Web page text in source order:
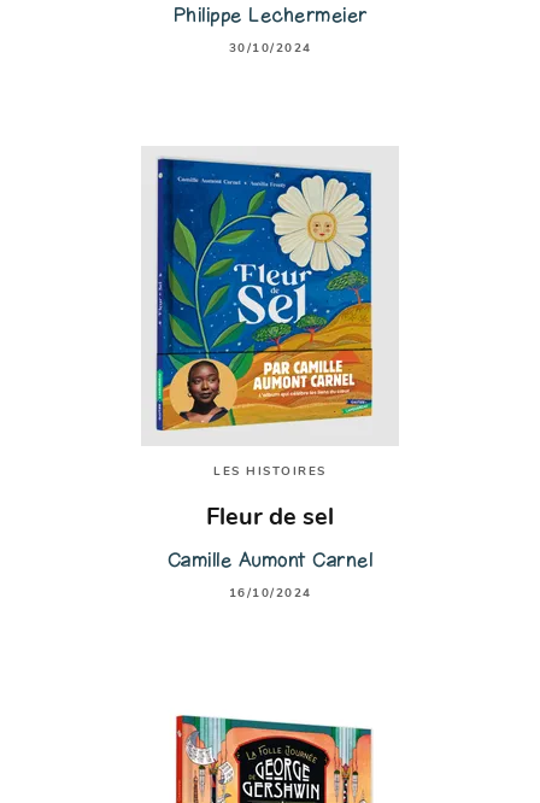
Philippe Lechermeier
30/10/2024
LES HISTOIRES
Fleur de sel
Camille Aumont Carnel
16/10/2024